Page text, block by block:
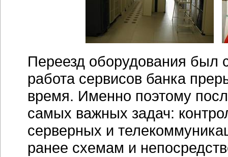
Переезд оборудования был
работа сервисов банка
время. Именно поэтому
самых важных задач:
серверных и
ранее схемам и